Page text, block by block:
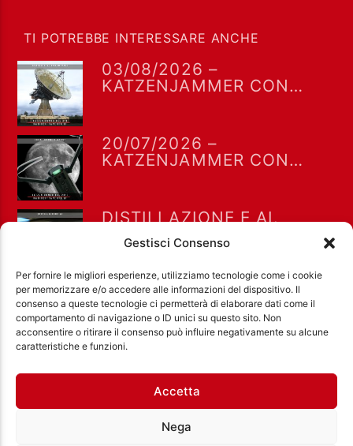
Gestisci Consenso
Per fornire le migliori esperienze, utilizziamo tecnologie come i cookie
per memorizzare e/o accedere alle informazioni del dispositivo. Il
consenso a queste tecnologie ci permetterà di elaborare dati come il
comportamento di navigazione o ID unici su questo sito. Non
acconsentire o ritirare il consenso può influire negativamente su alcune
caratteristiche e funzioni.
Accetta
Nega
TI POTREBBE INTERESSARE ANCHE
03/08/2026 –
KATZENJAMMER CON
20/07/2026 –
KATZENJAMMER CON
DISTILLAZIONE E AI.
KATZENJAMMER DEL
13/07/2026
Ass. Cult. Dissociazione - Codice fiscale:
Città Aperta via di Casal Bruciato 31/A, Roma